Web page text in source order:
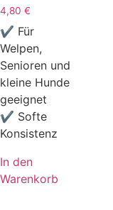
4,80 €
✔ Für
Welpen,
Senioren und
kleine Hunde
geeignet
✔ Softe
Konsistenz
In den
Warenkorb